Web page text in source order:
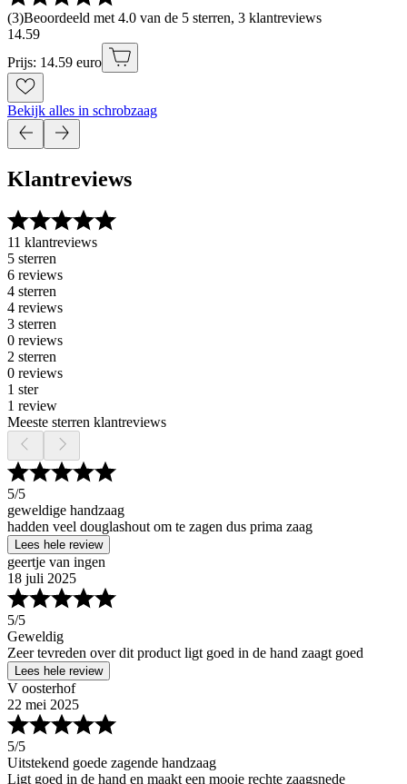
(3)Beoordeeld met 4.0 van de 5 sterren, 3 klantreviews
14.59
Prijs: 14.59 euro
Bekijk alles in schrobzaag
Klantreviews
11 klantreviews
5 sterren
6 reviews
4 sterren
4 reviews
3 sterren
0 reviews
2 sterren
0 reviews
1 ster
1 review
Meeste sterren klantreviews
5/5
geweldige handzaag
hadden veel douglashout om te zagen dus prima zaag
Lees hele review
geertje van ingen
18 juli 2025
5/5
Geweldig
Zeer tevreden over dit product ligt goed in de hand zaagt goed
Lees hele review
V oosterhof
22 mei 2025
5/5
Uitstekend goede zagende handzaag
Ligt goed in de hand en maakt een mooie rechte zaagsnede